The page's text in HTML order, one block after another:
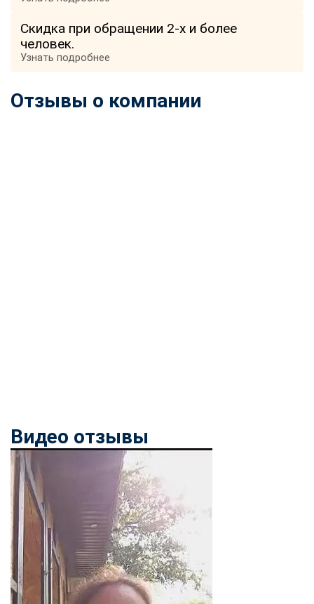
Скидка при обращении 2-х и более
человек.
Узнать подробнее
Отзывы о компании
Видео отзывы